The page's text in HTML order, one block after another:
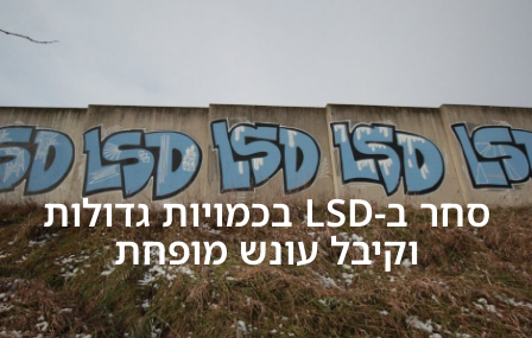
סחר ב-LSD בכמויות גדולות
וקיבל עונש מופחת